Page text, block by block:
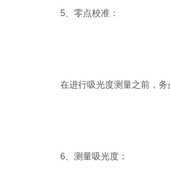
5、零点校准：
在进行吸光度测量之前，务必
6、测量吸光度：